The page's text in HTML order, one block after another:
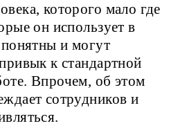
которого мало где
он использует в
и могут
к стандартной
Впрочем, об этом
сотрудников и